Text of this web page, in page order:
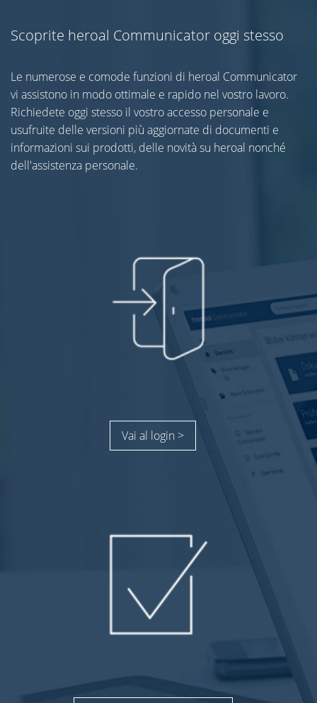
Scoprite heroal Communicator oggi stesso
Le numerose e comode funzioni di heroal Communicator
vi assistono in modo ottimale e rapido nel vostro lavoro.
Richiedete oggi stesso il vostro accesso personale e
usufruite delle versioni più aggiornate di documenti e
informazioni sui prodotti, delle novità su heroal nonché
dell'assistenza personale.
Vai al login >